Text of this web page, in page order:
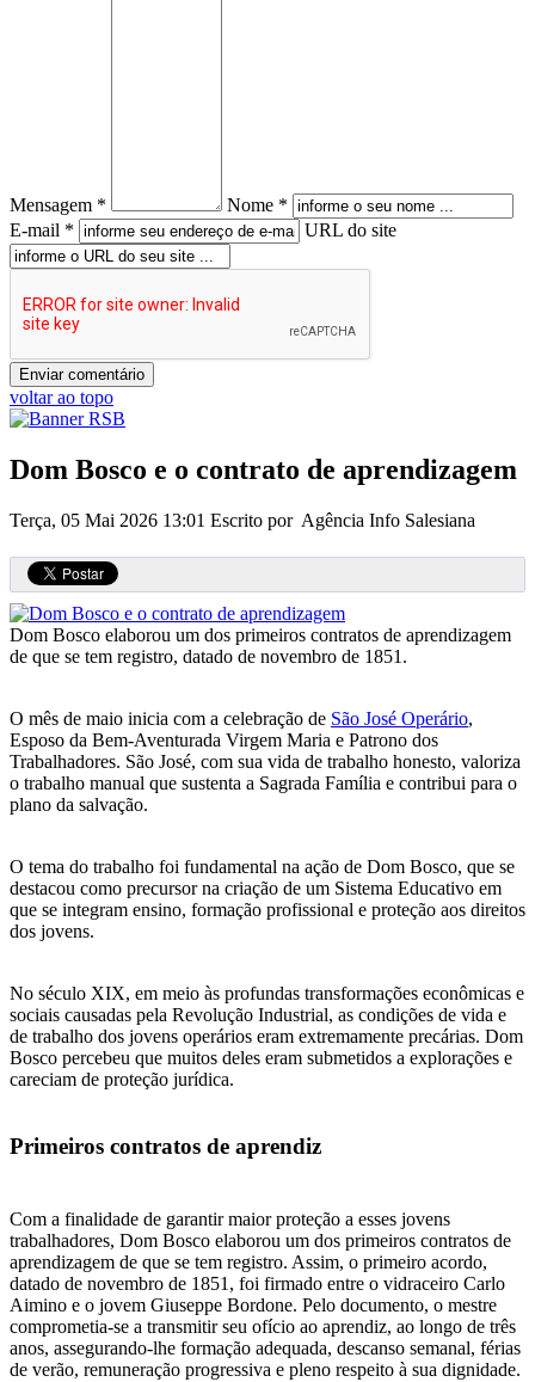
Mensagem *
Nome *
E-mail *
URL do site
voltar ao topo
Dom Bosco e o contrato de aprendizagem
Terça, 05 Mai 2026 13:01 Escrito por Agência Info Salesiana
Dom Bosco elaborou um dos primeiros contratos de aprendizagem
de que se tem registro, datado de novembro de 1851.
O mês de maio inicia com a celebração de São José Operário,
Esposo da Bem-Aventurada Virgem Maria e Patrono dos
Trabalhadores. São José, com sua vida de trabalho honesto, valoriza
o trabalho manual que sustenta a Sagrada Família e contribui para o
plano da salvação.
O tema do trabalho foi fundamental na ação de Dom Bosco, que se
destacou como precursor na criação de um Sistema Educativo em
que se integram ensino, formação profissional e proteção aos direitos
dos jovens.
No século XIX, em meio às profundas transformações econômicas e
sociais causadas pela Revolução Industrial, as condições de vida e
de trabalho dos jovens operários eram extremamente precárias. Dom
Bosco percebeu que muitos deles eram submetidos a explorações e
careciam de proteção jurídica.
Primeiros contratos de aprendiz
Com a finalidade de garantir maior proteção a esses jovens
trabalhadores, Dom Bosco elaborou um dos primeiros contratos de
aprendizagem de que se tem registro. Assim, o primeiro acordo,
datado de novembro de 1851, foi firmado entre o vidraceiro Carlo
Aimino e o jovem Giuseppe Bordone. Pelo documento, o mestre
comprometia-se a transmitir seu ofício ao aprendiz, ao longo de três
anos, assegurando-lhe formação adequada, descanso semanal, férias
de verão, remuneração progressiva e pleno respeito à sua dignidade.